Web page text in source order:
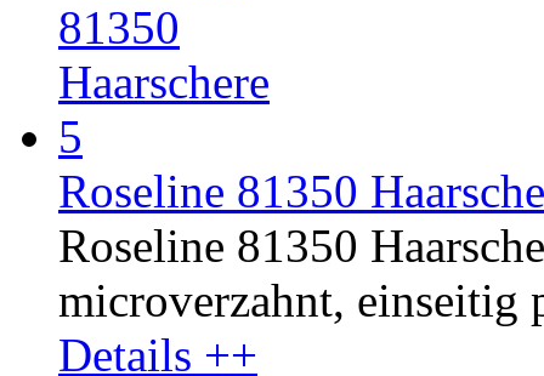
Roseline 81350
Roseline 81350
microverzahnt, einseitig
Details ++